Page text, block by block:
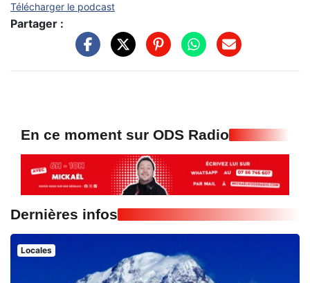
Télécharger le podcast
Partager :
En ce moment sur ODS Radio
Dernières infos
Locales